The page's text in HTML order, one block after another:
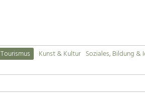
Tourismus Kunst & Kultur Soziales, Bildung &